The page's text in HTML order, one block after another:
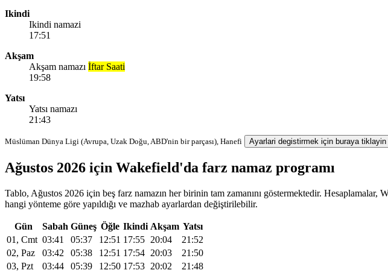
Ikindi
Ikindi namazi
17:51
Akşam
Akşam namazı İftar Saati
19:58
Yatsı
Yatsı namazı
21:43
Müslüman Dünya Ligi (Avrupa, Uzak Doğu, ABD'nin bir parçası), Hanefi Ayarlari degistirmek için buraya tiklayin
Ağustos 2026 için Wakefield'da farz namaz programı
Tablo, Ağustos 2026 için beş farz namazın her birinin tam zamanını göstermektedir.
hangi yönteme göre yapıldığı ve mazhab ayarlardan değiştirilebilir.
Gün Sabah Güneş Öğle Ikindi Akşam Yatsı
01, Cmt 03:41 05:37 12:51 17:55 20:04
21:52
02, Paz
03:42 05:38 12:51 17:54 20:03
21:50
03, Pzt
03:44 05:39 12:50 17:53 20:02
21:48